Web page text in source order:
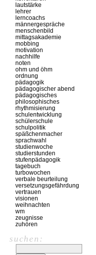
lautstärke
lehrer
lerncoachs
männergespräche
menschenbild
mittagsakademie
mobbing
motivation
nachhilfe
noten
ohm und öhm
ordnung
pädagogik
pädagogischer abend
pädagogisches
philosophisches
rhythmisierung
schulentwicklung
schülerschule
schulpolitik
späßchenmacher
sprachwahl
studienwoche
studierstunden
stufenpädagogik
tagebuch
turbowochen
verbale beurteilung
versetzungsgefährdung
vertrauen
visionen
weihnachten
wm
zeugnisse
zuhören
suchen: